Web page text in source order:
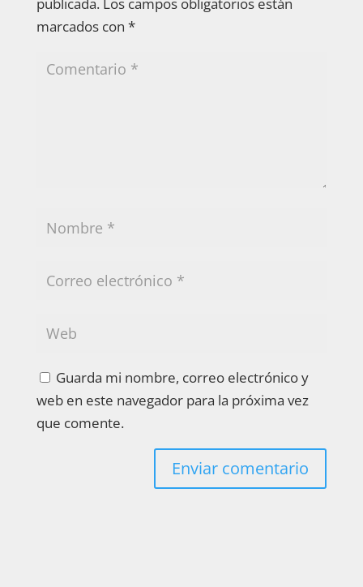
marcados con *
Guarda mi nombre, correo electrónico y
web en este navegador para la próxima vez
que comente.